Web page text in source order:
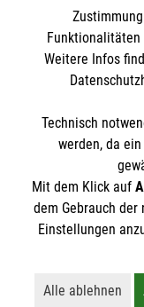
Malteser in
Malteserorden
Sharepoint
LBBW
DE90 6005
RHS
So finden
Stuttgarter
74321
Email:info.lb-
Der Malteser
Gewerbesteuer
Funktionalitäten
Weitere Infos
Technisch
werden, da
Mit dem Klick auf
dem Gebrauch
Einstellungen
Alle ablehnen